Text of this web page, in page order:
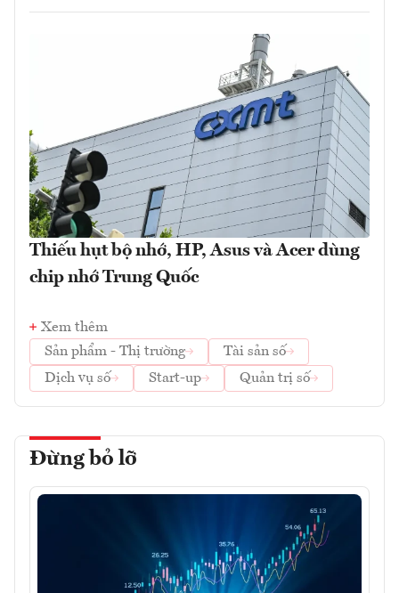
Thiếu hụt bộ nhớ, HP, Asus và Acer dùng
chip nhớ Trung Quốc
Xem thêm
Sản phẩm - Thị trường
Tài sản số
Dịch vụ số
Start-up Quản trị số
Đừng bỏ lỡ